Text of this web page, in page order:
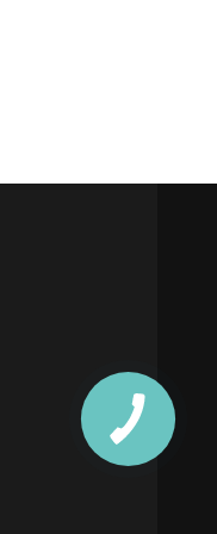
КНОПКА
ЗВ'ЯЗКУ